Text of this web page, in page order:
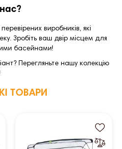
виробників, які
Зробіть ваш двір місцем для
басейнами!
Перегляньте нашу колекцію
ТОВАРИ